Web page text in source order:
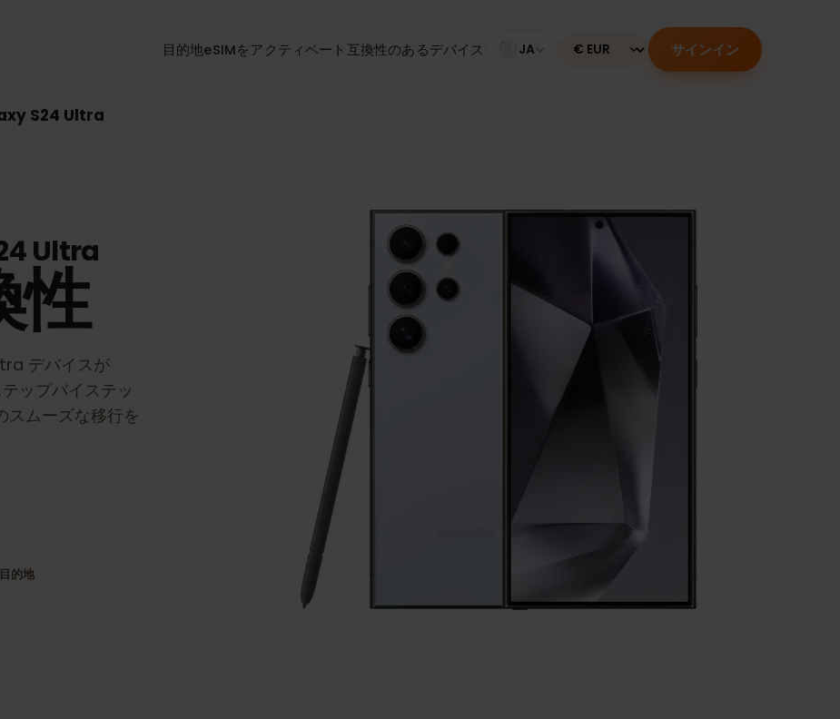
目的地eSIMをアクティベート互換性のあるデバイス JA Currency サインイン
S24 Ultra
Ultra
性
デバイスが
テップバイステッ
スムーズな移行を